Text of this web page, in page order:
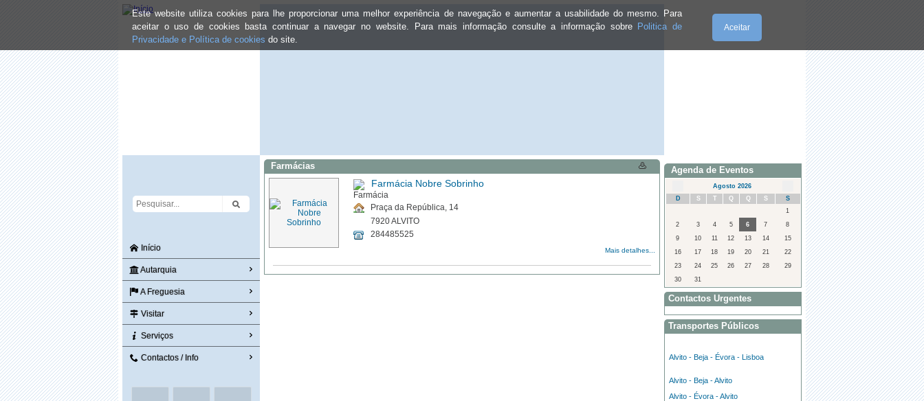
Este website utiliza cookies para lhe proporcionar uma melhor experiência de navegação e aumentar a usabilidade do mesmo. Para
aceitar o uso de cookies basta continuar a navegar no website. Para mais informação consulte a informação sobre Politica de
Privacidade e Política de cookies do site.
Aceitar
Início
Autarquia
A Freguesia
Visitar
Serviços
Contactos / Info
Farmácias
Farmácia Nobre Sobrinho
Praça da República, 14
7920 ALVITO
284485525
Mais detalhes...
Agenda de Eventos
Agosto 2026
D
S T Q Q S
S
1
2
3 4 5 6 7
8
9
10 11 12 13 14
15
16
17 18 19 20 21
22
23
24 25 26 27 28
29
30
31
Contactos Urgentes
Transportes Públicos
Alvito - Beja - Évora - Lisboa
Alvito - Beja - Alvito
Alvito - Évora - Alvito